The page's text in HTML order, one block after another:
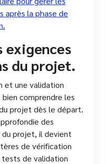
après la phase de
exigences
du projet.
et une validation
comprendre les
projet dès le départ.
des
projet, il devient
de vérification
de validation